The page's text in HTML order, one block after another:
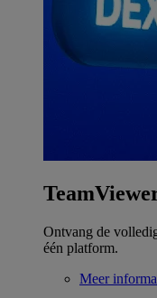
Ontvang de
één platform.
Meer